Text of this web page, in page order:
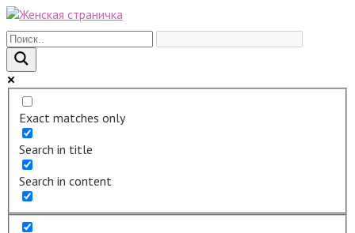
Перейти
к
контенту
Exact matches only
Search in title
Search in content